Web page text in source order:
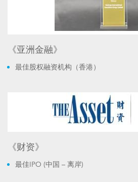
《亚洲金融》
最佳股权融资机构（香港）
《财资》
最佳IPO (中国 – 离岸)